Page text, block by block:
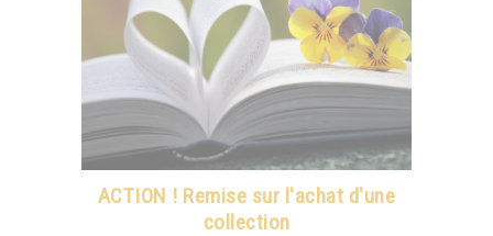
ACTION ! Remise sur l'achat d'une
collection